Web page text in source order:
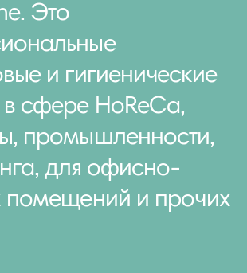
Это
и гигиенические
сфере HoReCa,
промышленности,
для офисно-
помещений и прочих